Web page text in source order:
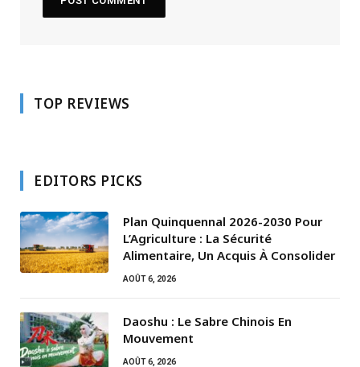
TOP REVIEWS
EDITORS PICKS
Plan Quinquennal 2026-2030 Pour
L’Agriculture : La Sécurité
Alimentaire, Un Acquis À Consolider
AOÛT 6, 2026
Daoshu : Le Sabre Chinois En
Mouvement
AOÛT 6, 2026